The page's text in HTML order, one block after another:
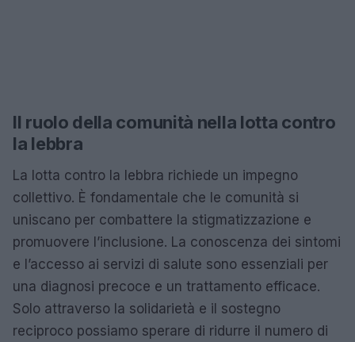
Il ruolo della comunità nella lotta contro
la lebbra
La lotta contro la lebbra richiede un impegno
collettivo. È fondamentale che le comunità si
uniscano per combattere la stigmatizzazione e
promuovere l’inclusione. La conoscenza dei sintomi
e l’accesso ai servizi di salute sono essenziali per
una diagnosi precoce e un trattamento efficace.
Solo attraverso la solidarietà e il sostegno
reciproco possiamo sperare di ridurre il numero di